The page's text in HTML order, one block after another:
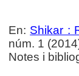
En: Shikar :
núm. 1
Notes i